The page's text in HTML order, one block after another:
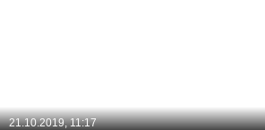
21.10.2019, 11:17